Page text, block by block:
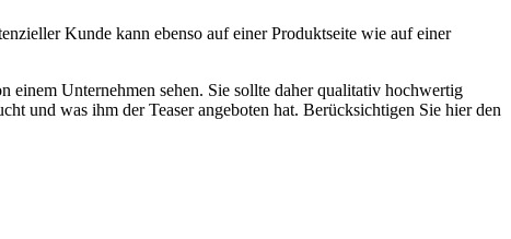
Kunde kann ebenso auf einer Produktseite wie auf einer
einem Unternehmen sehen. Sie sollte daher qualitativ hochwertig
und was ihm der Teaser angeboten hat. Berücksichtigen Sie hier den